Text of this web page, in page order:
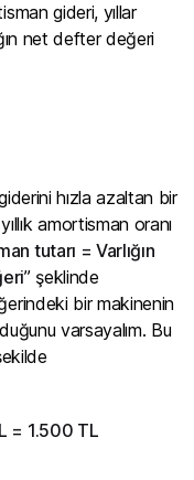
gideri, yıllar
net defter değeri
hızla azaltan bir
amortisman oranı
tutarı = Varlığın
” şeklinde
bir makinenin
varsayalım. Bu
= 1.500 TL